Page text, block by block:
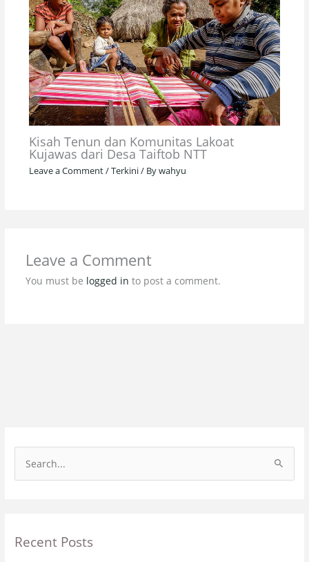
Kisah Tenun dan Komunitas Lakoat
Kujawas dari Desa Taiftob NTT
Leave a Comment/Terkini/ Bywahyu
Leave a Comment
You must be logged in to post a comment.
e
c
Recent Posts